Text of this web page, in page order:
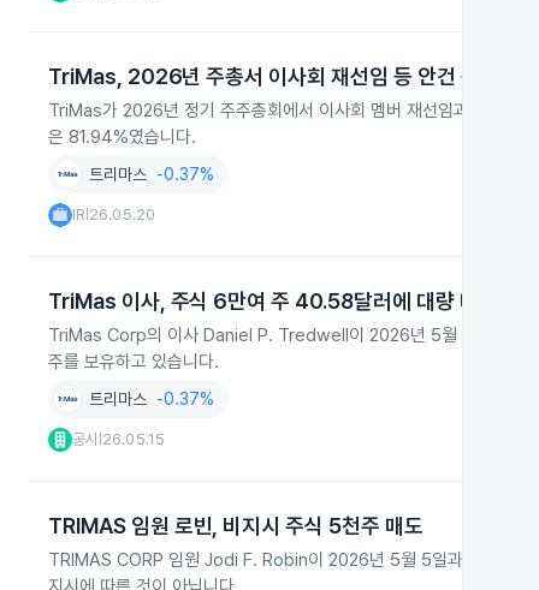
TriMas, 2026년 주총서 이사회 재선임 등 안건 승인
TriMas가 2026년 정기 주주총회에서 이사회 멤버 재선임과 독립 감
은 81.94%였습니다.
트리마스 -0.37%
IR 26.05.20
TriMas 이사, 주식 6만여 주 40.58달러에 대량 매수
TriMas Corp의 이사 Daniel P. Tredwell이 2026년 5월 13일에 주
주를 보유하고 있습니다.
트리마스 -0.37%
공시 26.05.15
TRIMAS 임원 로빈, 비지시 주식 5천주 매도
TRIMAS CORP 임원 Jodi F. Robin이 2026년 5월 5일과 7일에 각